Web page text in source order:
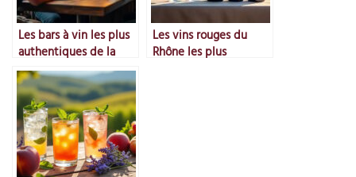
Les bars à vin les plus
authentiques de la
région
Les vins rouges du
Rhône les plus